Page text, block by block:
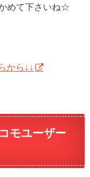
めて下さいね☆
から↓↓
モユーザー